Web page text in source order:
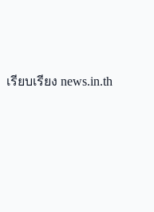
เรียบเรียง news.in.th